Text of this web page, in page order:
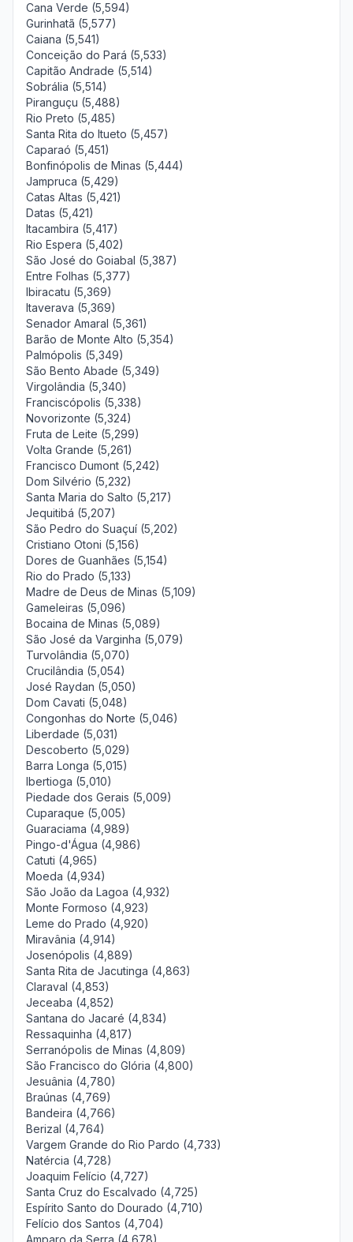
Cana Verde (5,594)
Gurinhatã (5,577)
Caiana (5,541)
Conceição do Pará (5,533)
Capitão Andrade (5,514)
Sobrália (5,514)
Piranguçu (5,488)
Rio Preto (5,485)
Santa Rita do Itueto (5,457)
Caparaó (5,451)
Bonfinópolis de Minas (5,444)
Jampruca (5,429)
Catas Altas (5,421)
Datas (5,421)
Itacambira (5,417)
Rio Espera (5,402)
São José do Goiabal (5,387)
Entre Folhas (5,377)
Ibiracatu (5,369)
Itaverava (5,369)
Senador Amaral (5,361)
Barão de Monte Alto (5,354)
Palmópolis (5,349)
São Bento Abade (5,349)
Virgolândia (5,340)
Franciscópolis (5,338)
Novorizonte (5,324)
Fruta de Leite (5,299)
Volta Grande (5,261)
Francisco Dumont (5,242)
Dom Silvério (5,232)
Santa Maria do Salto (5,217)
Jequitibá (5,207)
São Pedro do Suaçuí (5,202)
Cristiano Otoni (5,156)
Dores de Guanhães (5,154)
Rio do Prado (5,133)
Madre de Deus de Minas (5,109)
Gameleiras (5,096)
Bocaina de Minas (5,089)
São José da Varginha (5,079)
Turvolândia (5,070)
Crucilândia (5,054)
José Raydan (5,050)
Dom Cavati (5,048)
Congonhas do Norte (5,046)
Liberdade (5,031)
Descoberto (5,029)
Barra Longa (5,015)
Ibertioga (5,010)
Piedade dos Gerais (5,009)
Cuparaque (5,005)
Guaraciama (4,989)
Pingo-d'Água (4,986)
Catuti (4,965)
Moeda (4,934)
São João da Lagoa (4,932)
Monte Formoso (4,923)
Leme do Prado (4,920)
Miravânia (4,914)
Josenópolis (4,889)
Santa Rita de Jacutinga (4,863)
Claraval (4,853)
Jeceaba (4,852)
Santana do Jacaré (4,834)
Ressaquinha (4,817)
Serranópolis de Minas (4,809)
São Francisco do Glória (4,800)
Jesuânia (4,780)
Braúnas (4,769)
Bandeira (4,766)
Berizal (4,764)
Vargem Grande do Rio Pardo (4,733)
Natércia (4,728)
Joaquim Felício (4,727)
Santa Cruz do Escalvado (4,725)
Espírito Santo do Dourado (4,710)
Felício dos Santos (4,704)
Amparo da Serra (4,678)